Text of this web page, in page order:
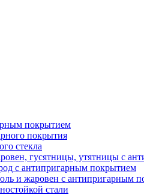
покрытием
покрытия
стекла
гусятницы, утятницы с
с антипригарным покрытием
и жаровен с антипригарным
стали